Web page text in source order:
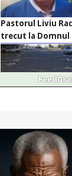
Pastorul Liviu
trecut la Domnul
la Gherla, polițist
acuzat de abuz în
serviciu